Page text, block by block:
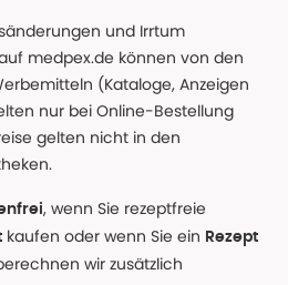
und Irrtum
medpex.de können von den
(Kataloge, Anzeigen
nur bei Online-Bestellung
gelten nicht in den
, wenn Sie rezeptfreie
kaufen oder wenn Sie ein Rezept
wir zusätzlich